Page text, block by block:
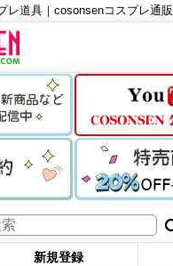
レ道具｜cosonsenコスプレ通販
新規登録